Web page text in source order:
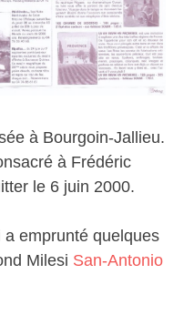
à Bourgoin-Jallieu.
à Frédéric
le 6 juin 2000.
emprunté quelques
Milesi San-Antonio